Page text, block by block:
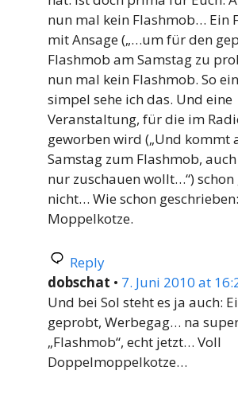
nun mal kein Flashmob… Ein
mit Ansage („…um für den
Flashmob am Samstag zu
nun mal kein Flashmob. So
simpel sehe ich das. Und eine
Veranstaltung, für die im
geworben wird („Und kommt
Samstag zum Flashmob,
nur zuschauen wollt…“)
nicht… Wie schon
Moppelkotze.
Reply
dobschat • 7. Juni 2010 at
Und bei Sol steht es ja auch:
geprobt, Werbegag… na
„Flashmob“, echt jetzt… Voll
Doppelmoppelkotze…